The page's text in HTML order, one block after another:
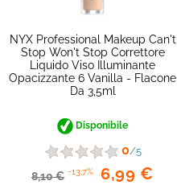
NYX Professional Makeup Can't
Stop Won't Stop Correttore
Liquido Viso Illuminante
Opacizzante 6 Vanilla - Flacone
Da 3,5ml
Disponibile
0/5
8,10 € -13,7% 6,99 €